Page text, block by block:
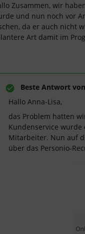
Zusammen, wir
und nun noch vor
da er auch nicht
Art damit im
Beste Antwort von
Hallo Anna-Lisa,
das Problem hatten
Kundenservice wurde
Mitarbeiter. Nun auf
über das Personio-